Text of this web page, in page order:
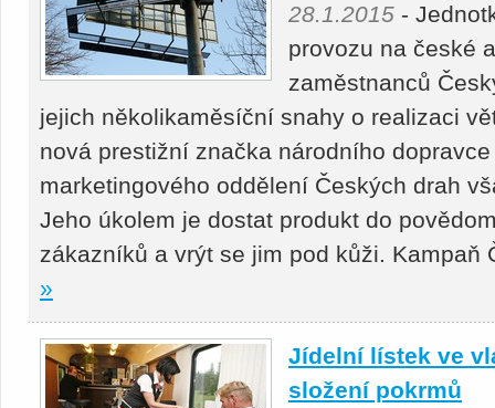
28.1.2015 -
provozu na české
zaměstnanců
jejich několikaměsíční snahy o realizaci
nová prestižní značka národního
marketingového oddělení Českých drah
Jeho úkolem je dostat produkt do
zákazníků a vrýt se jim pod kůži. Kampaň
»
Jídelní lístek ve
složení pokrmů